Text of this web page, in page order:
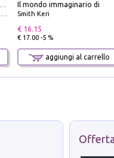
La dottrina del fascismo. E i documenti ufficiali dal 1919 al 1945
Il mondo immaginario di
Smith Keri
€ 16.15
€ 17.00 -5 %
aggiungi al carrello